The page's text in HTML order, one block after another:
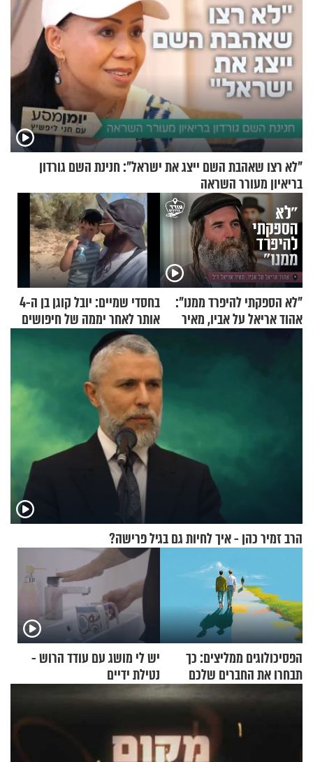
"לא רצו שאהבת השם ייצג את ישראל": חנינת השם גורדון
בריאיון מעורר השראה
"לא הספקתי להיפרד ממנו":
אהוד אריאל על אביו, מאיר
בחסדי שמיים: יובל קוגן בן ה-4
אותר לאחר יממה של חיפושים
הרב זמיר כהן - איך לחיות גם בגיל פרישה?
הפסיכולוגים ממליצים: כך
תבחרו את החברים שלכם
יש לי מושג עם עודד הרוש -
נטילת ידיים